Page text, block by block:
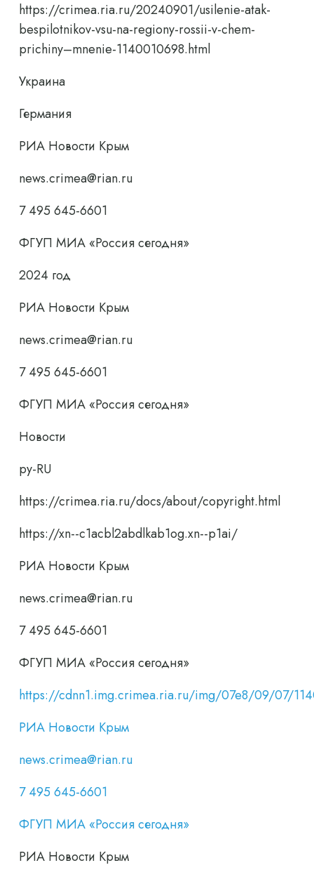
https://crimea.ria.ru/20240901/usilenie-atak-
bespilotnikov-vsu-na-regiony-rossii-v-chem-
prichiny–mnenie-1140010698.html
Украина
Германия
РИА Новости Крым
news.crimea@rian.ru
7 495 645-6601
ФГУП МИА «Россия сегодня»
2024 год
РИА Новости Крым
news.crimea@rian.ru
7 495 645-6601
ФГУП МИА «Россия сегодня»
Новости
ру-RU
https://crimea.ria.ru/docs/about/copyright.html
https://xn--c1acbl2abdlkab1og.xn--p1ai/
РИА Новости Крым
news.crimea@rian.ru
7 495 645-6601
ФГУП МИА «Россия сегодня»
https://cdnn1.img.crimea.ria.ru/img/07e8/09/07/
РИА Новости Крым
news.crimea@rian.ru
7 495 645-6601
ФГУП МИА «Россия сегодня»
РИА Новости Крым